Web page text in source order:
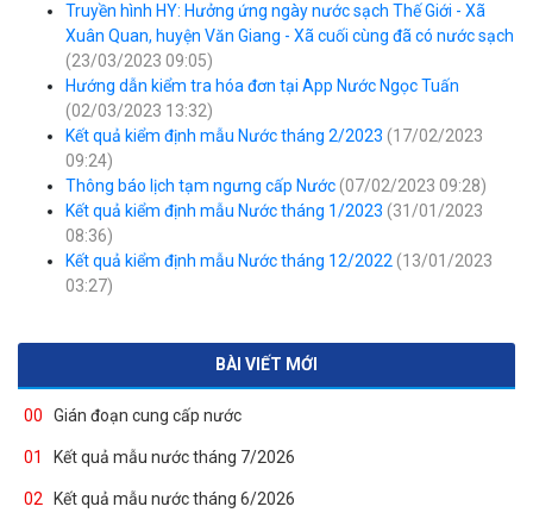
Truyền hình HY: Hưởng ứng ngày nước sạch Thế Giới - Xã
Xuân Quan, huyện Văn Giang - Xã cuối cùng đã có nước sạch
(23/03/2023 09:05)
Hướng dẫn kiểm tra hóa đơn tại App Nước Ngọc Tuấn
(02/03/2023 13:32)
Kết quả kiểm định mẫu Nước tháng 2/2023 (17/02/2023
09:24)
Thông báo lịch tạm ngưng cấp Nước(07/02/2023 09:28)
Kết quả kiểm định mẫu Nước tháng 1/2023 (31/01/2023
08:36)
Kết quả kiểm định mẫu Nước tháng 12/2022(13/01/2023
03:27)
BÀI VIẾT MỚI
00 Gián đoạn cung cấp nước
01 Kết quả mẫu nước tháng 7/2026
02 Kết quả mẫu nước tháng 6/2026